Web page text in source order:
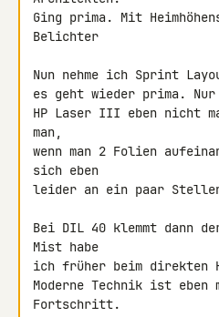
Ging prima. Mit
Belichter
Nun nehme ich Sprint
es geht wieder prima.
HP Laser III eben nicht
man,
wenn man 2 Folien
sich eben
leider an ein paar
Bei DIL 40 klemmt dann
Mist habe
ich früher beim direkten
Moderne Technik ist eben
Fortschritt.